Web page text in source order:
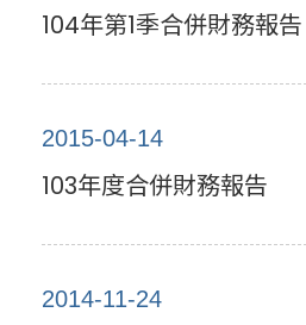
104年第1季合併財務報告
2015-04-14
103年度合併財務報告
2014-11-24